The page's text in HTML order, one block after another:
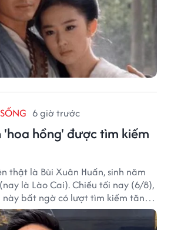
6 giờ trước
'hoa hồng' được tìm kiếm
thật là Bùi Xuân Huấn, sinh năm
là Lào Cai). Chiều tối nay (6/8),
bất ngờ có lượt tìm kiếm tăng